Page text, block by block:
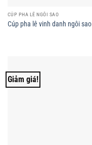
CÚP PHA LÊ NGÔI SAO
Cúp pha lê vinh danh ngôi sao
Giảm giá!